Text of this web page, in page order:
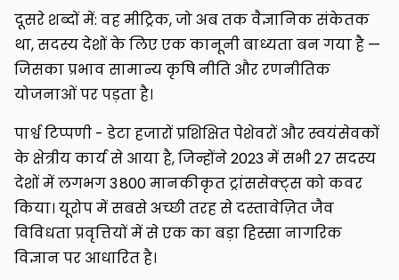
दूसरे शब्दों में: वह मीट्रिक, जो अब तक वैज्ञानिक संकेतक
था, सदस्य देशों के लिए एक कानूनी बाध्यता बन गया है —
जिसका प्रभाव सामान्य कृषि नीति और रणनीतिक
योजनाओं पर पड़ता है।
पार्श्व टिप्पणी - डेटा हजारों प्रशिक्षित पेशेवरों और स्वयंसेवकों
के क्षेत्रीय कार्य से आया है, जिन्होंने 2023 में सभी 27 सदस्य
देशों में लगभग 3 800 मानकीकृत ट्रांससेक्ट्स को कवर
किया। यूरोप में सबसे अच्छी तरह से दस्तावेज़ित जैव
विविधता प्रवृत्तियों में से एक का बड़ा हिस्सा नागरिक
विज्ञान पर आधारित है।